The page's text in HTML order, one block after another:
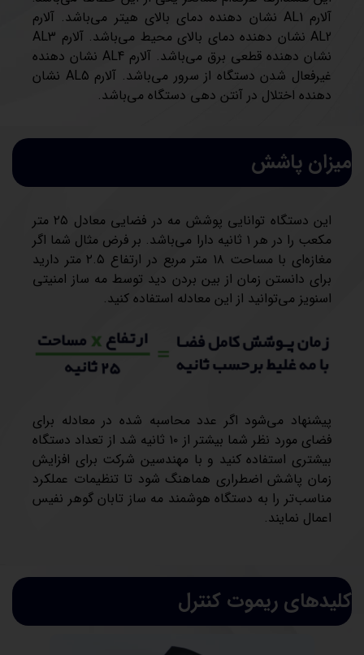
آلارم AL1 نشان دهنده دمای بالای هیتر می‌باشد. آلارم
AL2 نشان دهنده دمای بالای محیط می‌باشد. آلارم AL3
نشان دهنده قطعی برق می‌باشد. آلارم AL4 نشان دهنده
غیرفعال شدن دستگاه از سرور می‌باشد. آلارم AL5 نشان
دهنده اختلال در آنتن دهی دستگاه می‌باشد.
میزان پاشش
این دستگاه توانایی پوشش مه در فضایی معادل ۲۵ متر
مکعب را در هر ۱ ثانیه دارا می‌باشد. بر فرض مثال شما اگر
مغازه‌ای با مساحت ۱۸ متر مربع در ارتفاع ۲.۵ متر دارید
برای دانستن زمان از بین بردن دید توسط مه ساز امنیتی
اسنویز می‌توانید از این معادله استفاده کنید.
پیشنهاد می‌شود اگر عدد محاسبه شده در معادله برای
فضای مورد نظر شما بیشتر از ۱۰ ثانیه شد از تعداد دستگاه
بیشتری استفاده کنید و با مهندسین شرکت برای افزایش
زمان پاشش اضطراری هماهنگ شود تا تنظیمات عملکرد
مناسب‌تر را به دستگاه هوشمند مه ساز تابان گوهر نفیس
اعمال نمایند.
کلیدهای ریموت کنترل